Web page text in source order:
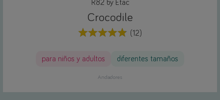
R82 by Etac
Crocodile
(12)
para niños y adultos diferentes tamaños
Andadores